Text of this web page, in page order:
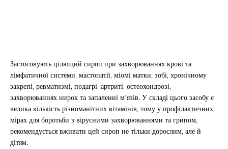
Застосовують цілющий сироп при захворюваннях крові та
лімфатичної системи, мастопатії, міомі матки, зобі, хронічному
закрепі, ревматизмі, подагрі, артриті, остеохондрозі,
захворюваннях нирок та запаленні м’язів. У складі цього засобу є
велика кількість різноманітних вітамінів, тому у профілактичних
мірах для боротьби з вірусними захворюваннями та грипом,
рекомендується вживати цей сироп не тільки дорослим, але й
дітям.